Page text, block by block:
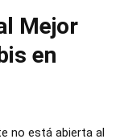
Mejor
en
no está abierta al